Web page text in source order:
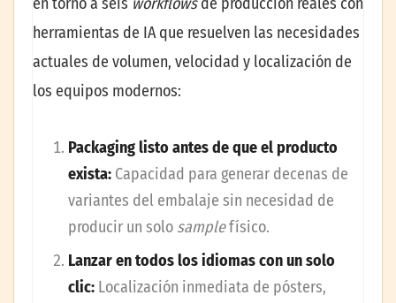
herramientas de IA que resuelven las necesidades
actuales de volumen, velocidad y localización de
los equipos modernos:
Packaging listo antes de que el producto
exista: Capacidad para generar decenas de
variantes del embalaje sin necesidad de
producir un solo samplefísico.
Lanzar en todos los idiomas con un solo
clic: Localización inmediata de pósters,